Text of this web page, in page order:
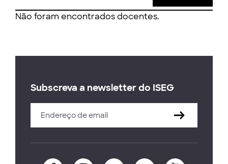
Não foram encontrados docentes.
Subscreva a newsletter do ISEG